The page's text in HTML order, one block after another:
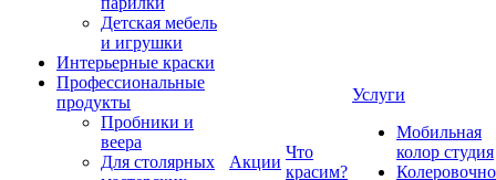
Детская мебель
и игрушки
Интерьерные краски
Профессиональные
продукты
Пробники и
веера
Для столярных
Акции
Что
красим?
Услуги
Мобильная
колор студия